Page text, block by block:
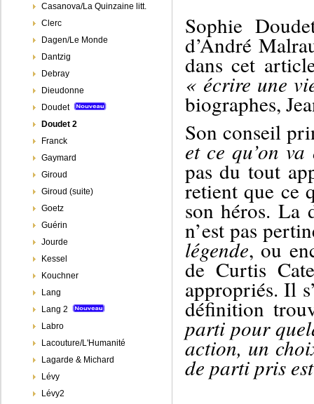
Casanova/La Quinzaine litt.
Clerc
Dagen/Le Monde
Dantzig
Debray
Dieudonne
Doudet
Doudet 2
Franck
Gaymard
Giroud
Giroud (suite)
Goetz
Guérin
Jourde
Kessel
Kouchner
Lang
Lang 2
Labro
Lacouture/L'Humanité
Lagarde & Michard
Lévy
Lévy2
Sophie
d’André
dans cet
« écrire une
biographes,
Son conseil
et ce qu’on
pas du tout
retient que ce
son héros. La
n’est pas
légende,ou
de Curtis
appropriés.Il
définition
parti pour
action, un
de parti pris